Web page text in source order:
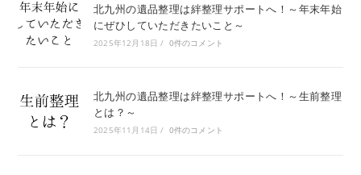
北九州の遺品整理は絆整理サポートへ！～年末年始
にぜひしていただきたいこと～
2025年12月18日 / 0件のコメント
北九州の遺品整理は絆整理サポートへ！～生前整理
とは？～
2025年11月14日 / 0件のコメント